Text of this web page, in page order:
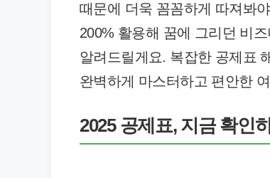
때문에 더욱 꼼꼼하게 따져봐
200% 활용해 꿈에 그리던 비
알려드릴게요. 복잡한 공제표
완벽하게 마스터하고 편안한
2025 공제표, 지금 확인